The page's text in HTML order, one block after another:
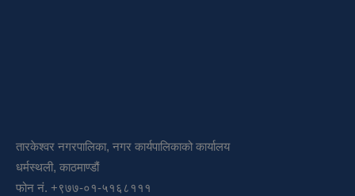
तारकेश्वर नगरपालिका, नगर कार्यपालिकाको कार्यालय
धर्मस्थली, काठमाण्डौं
फोन नं. +९७७-०१-५१६८१११